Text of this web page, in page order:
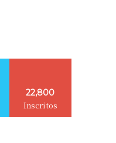
22,800
Inscritos